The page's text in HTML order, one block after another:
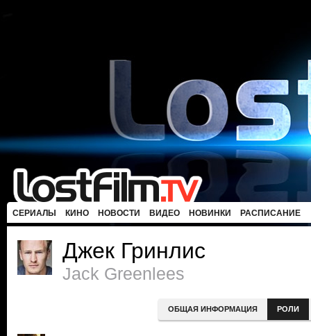
СЕРИАЛЫ КИНО НОВОСТИ ВИДЕО НОВИНКИ РАСПИСАНИЕ
Джек Гринлис
Jack Greenlees
ОБЩАЯ ИНФОРМАЦИЯ РОЛИ